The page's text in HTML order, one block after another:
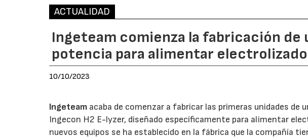
ACTUALIDAD
Ingeteam comienza la fabricación
potencia para alimentar
10/10/2023
Ingeteam acaba de comenzar a fabricar las primeras unidades de
Ingecon H2 E-lyzer, diseñado específicamente para alimentar
nuevos equipos se ha establecido en la fábrica que la compañía